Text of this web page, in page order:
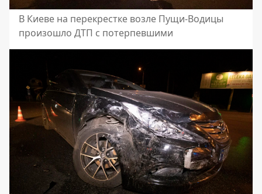
В Киеве на перекрестке возле Пущи-Водицы
произошло ДТП с потерпевшими